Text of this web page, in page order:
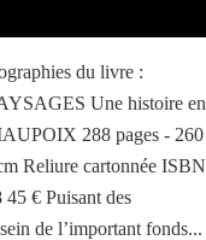
du livre :
Une histoire en
288 pages - 260
Reliure cartonnée ISBN
€ Puisant des
de l’important fonds...